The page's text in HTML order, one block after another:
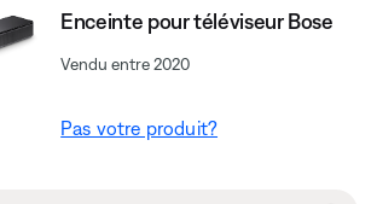
Enceinte pour téléviseur Bose
Vendu entre 2020
Pas votre produit?